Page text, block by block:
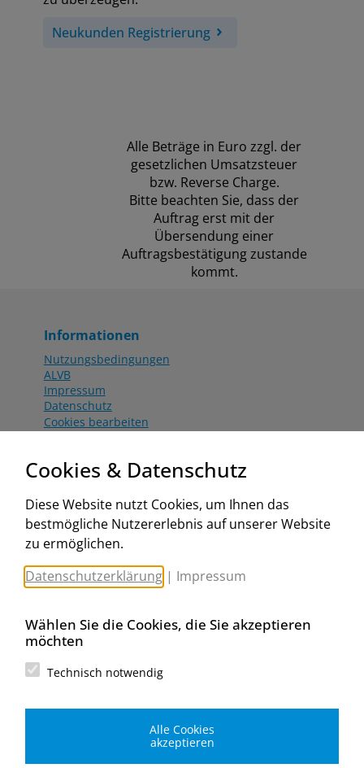
Neukunden Registrierung
Alle Beträge in Euro zzgl. der
gesetzlichen Umsatzsteuer
bzw. Reverse Charge.
Bitte beachten Sie, dass der
Auftrag erst mit der
Übersendung einer
Auftragsbestätigung zustande
kommt.
Informationen
Nutzungsbedingungen
ALVB
Impressum
Datenschutz
Cookies bearbeiten
Aktionsbedingungen
www.worahnik.at
Zentrale Köttlach
Michael Worahnik GmbH
Spenglerartikel
Industriestraße 90, Köttlach
Filiale Wien
Spenglerartikel
Cookies & Datenschutz
Diese Website nutzt Cookies, um Ihnen das
bestmögliche Nutzererlebnis auf unserer Website
zu ermöglichen.
Datenschutzerklärung | Impressum
Wählen Sie die Cookies, die Sie akzeptieren
möchten
Technisch notwendig
Alle Cookies
akzeptieren